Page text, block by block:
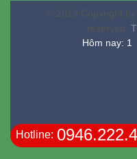
© 2019 Copyright
Hôm nay:
Hotline: